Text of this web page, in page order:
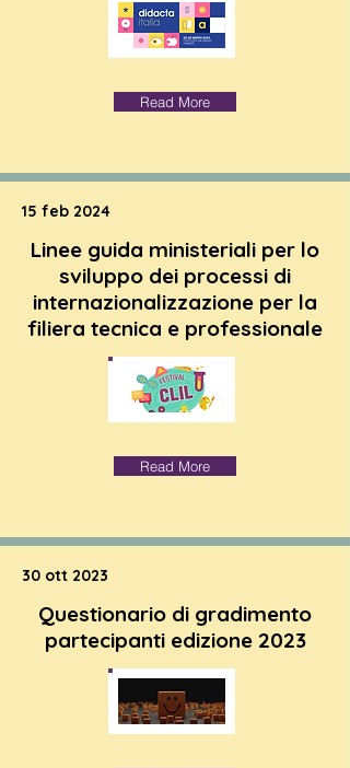
Read More
15 feb 2024
Linee guida ministeriali per lo
sviluppo dei processi di
internazionalizzazione per la
filiera tecnica e professionale
Read More
30 ott 2023
Questionario di gradimento
partecipanti edizione 2023